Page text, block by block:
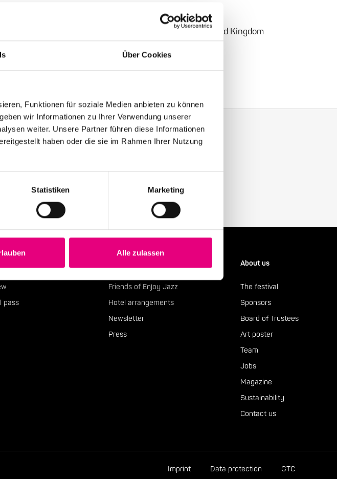
Über Cookies
Funktionen für soziale Medien anbieten zu können
wir Informationen zu Ihrer Verwendung unserer
weiter. Unsere Partner führen diese Informationen
haben oder die sie im Rahmen Ihrer Nutzung
Statistiken Marketing
Alle zulassen
, United Kingdom, United Kingdom
Angelstraße, Mannheim
Event Series: LTJBukem, Blame, Jumpin' Jack Frost
Receive the latest news regularly with our Enjoy Jazz.
Subscribe to our newsletter
pass
Friends of Enjoy Jazz
Hotel arrangements
Newsletter
Press
About us
The festival
Sponsors
Board of Trustees
Art poster
Team
Jobs
Magazine
Sustainability
Contact us
Imprint Data protection GTC